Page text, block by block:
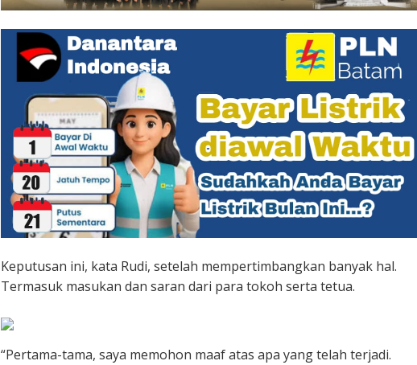
Keputusan ini, kata Rudi, setelah mempertimbangkan banyak hal.
Termasuk masukan dan saran dari para tokoh serta tetua.
“Pertama-tama, saya memohon maaf atas apa yang telah terjadi.